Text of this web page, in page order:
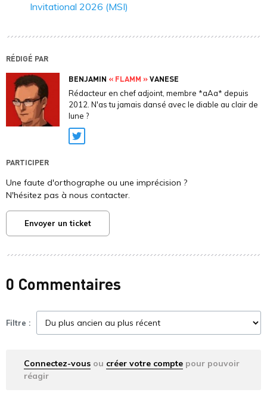
Invitational 2026 (MSI)
RÉDIGÉ PAR
BENJAMIN « FLAMM »VANESE
Rédacteur en chef adjoint, membre *aAa* depuis
2012. N'as tu jamais dansé avec le diable au clair de
lune ?
Twitter
PARTICIPER
Une faute d'orthographe ou une imprécision ?
N'hésitez pas à nous contacter.
Envoyer un ticket
0 Commentaires
Filtre :
Connectez-vous ou créer votre compte pour pouvoir
réagir